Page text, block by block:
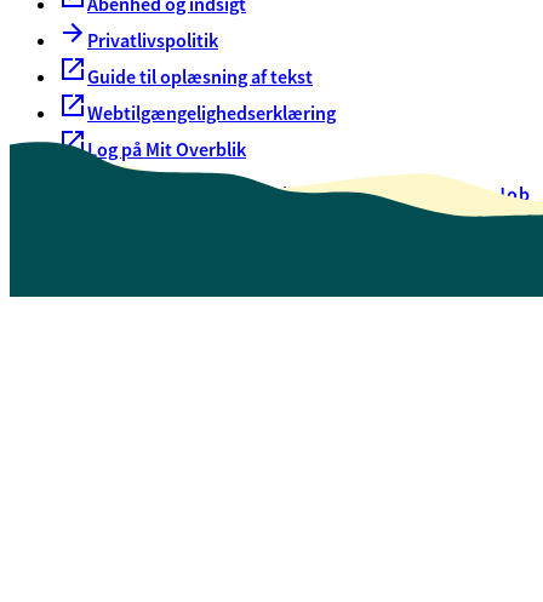
Privatlivspolitik
Guide til oplæsning af tekst
Webtilgængelighedserklæring
Log på Mit Overblik
Oversigt over selvbetjeningJob